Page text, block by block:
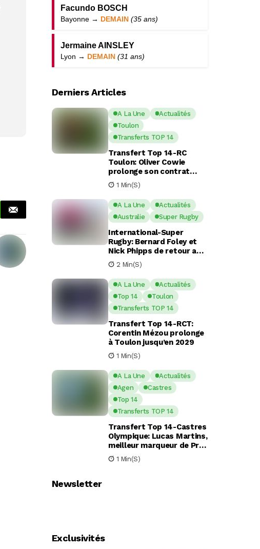
Facundo BOSCH
Bayonne → DEMAIN (35 ans)
Jermaine AINSLEY
Lyon → DEMAIN (31 ans)
Derniers Articles
A La Une
Actualités
Toulon
Transferts TOP 14
Transfert Top 14-RC
Toulon: Oliver Cowie
prolonge son contrat
avec le RCT jusqu’en 2029
1 Min(s)
A La Une
Actualités
Australie
Super Rugby
International-Super
Rugby: Bernard Foley et
Nick Phipps de retour aux
Waratahs
2 Min(s)
A La Une
Actualités
Top 14
Toulon
Transferts TOP 14
Transfert Top 14-RCT:
Corentin Mézou prolonge
à Toulon jusqu’en 2029
1 Min(s)
A La Une
Actualités
Agen
Castres
Top 14
Transferts TOP 14
Transfert Top 14-Castres
Olympique: Lucas Martins,
meilleur marqueur de Pro
D2, en route pour Castres
?
1 Min(s)
Newsletter
Exclusivités